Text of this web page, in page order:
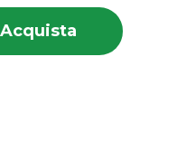
Acquista
Acquista
CROMO
su